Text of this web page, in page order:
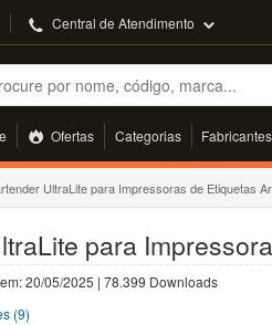
Central de Atendimento
Ofertas Categorias Fabricantes
UltraLite para Impressoras de Etiquetas
para
20/05/2025 | 78.399 Downloads
(9)